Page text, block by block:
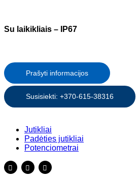
Su laikikliais – IP67
Prašyti informacijos
Susisiekti: +370-615-38316
Jutikliai
Padėties jutikliai
Potenciometrai